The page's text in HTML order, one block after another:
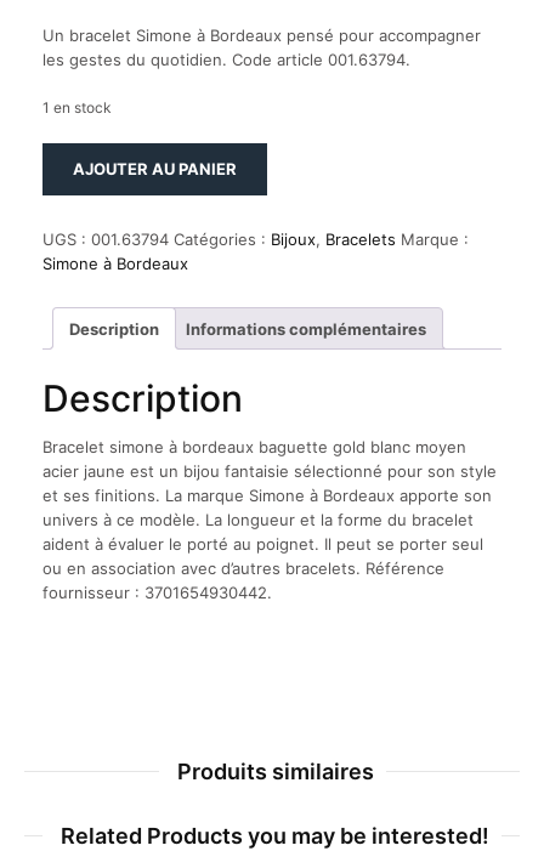
Un bracelet Simone à Bordeaux pensé pour accompagner
les gestes du quotidien. Code article 001.63794.
1 en stock
à
bordeaux
gold
blanc
acier
AJOUTER AU PANIER
UGS : 001.63794 Catégories : Bijoux, Bracelets Marque :
Simone à Bordeaux
Description Informations complémentaires
Description
Bracelet simone à bordeaux baguette gold blanc moyen
acier jaune est un bijou fantaisie sélectionné pour son style
et ses finitions. La marque Simone à Bordeaux apporte son
univers à ce modèle. La longueur et la forme du bracelet
aident à évaluer le porté au poignet. Il peut se porter seul
ou en association avec d’autres bracelets. Référence
fournisseur : 3701654930442.
Produits similaires
Related Products you may be interested!